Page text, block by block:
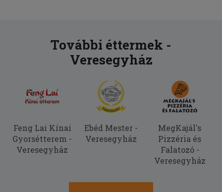
További éttermek -
Veresegyház
Feng Lai Kínai
Gyorsétterem -
Veresegyház
Ebéd Mester -
Veresegyház
MegKajál's
Pizzéria és
Falatozó -
Veresegyház